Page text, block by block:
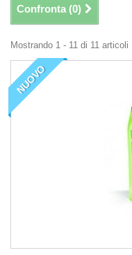
Confronta (0)
Mostrando 1 - 11 di 11 articoli
NUOVO